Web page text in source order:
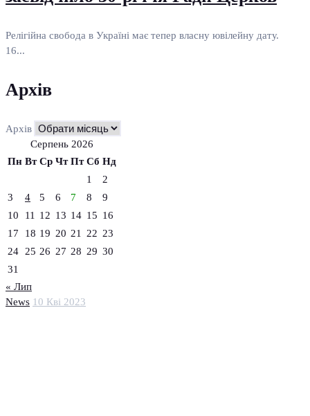
News 10 Кві 2023
Релігійна свобода в Україні має тепер власну ювілейну дату.
16...
Архів
Архів
Серпень 2026
Пн Вт Ср Чт Пт Сб Нд
1
2
3
4 5 6 7 8
9
10
11 12 13 14 15 16
17
18 19 20 21 22 23
24
25 26 27 28 29 30
31
« Лип